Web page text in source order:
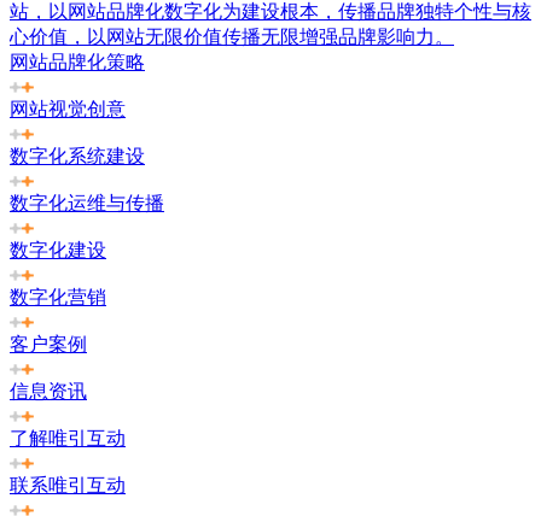
站，以网站品牌化数字化为建设根本，传播品牌独特个性与核
心价值，以网站无限价值传播无限增强品牌影响力。
网站品牌化策略
网站视觉创意
数字化系统建设
数字化运维与传播
数字化建设
数字化营销
客户案例
信息资讯
了解唯引互动
联系唯引互动